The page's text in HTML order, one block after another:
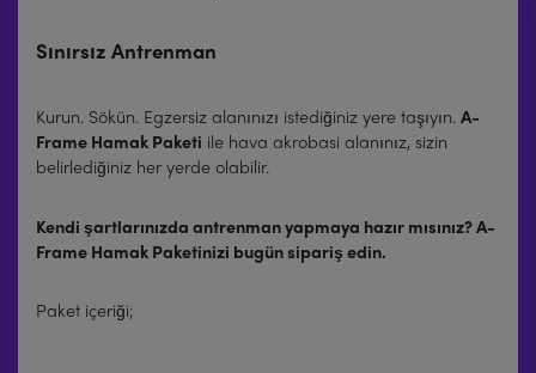
Sınırsız Antrenman
Kurun. Sökün. Egzersiz alanınızı istediğiniz yere taşıyın. A-
Frame Hamak Paketi ile hava akrobasi alanınız, sizin
belirlediğiniz her yerde olabilir.
Kendi şartlarınızda antrenman yapmaya hazır mısınız? A-
Frame Hamak Paketinizi bugün sipariş edin.
Paket içeriği;